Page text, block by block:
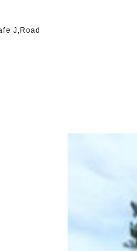
J,Road